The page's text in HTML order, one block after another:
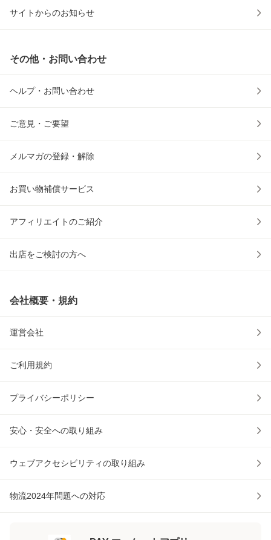
サイトからのお知らせ
その他・お問い合わせ
ヘルプ・お問い合わせ
ご意見・ご要望
メルマガの登録・解除
お買い物補償サービス
アフィリエイトのご紹介
出店をご検討の方へ
会社概要・規約
運営会社
ご利用規約
プライバシーポリシー
安心・安全への取り組み
ウェブアクセシビリティの取り組み
物流2024年問題への対応